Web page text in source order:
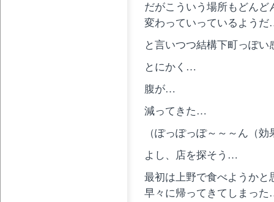
だがこういう場所もどんど
変わっていっているよう
と言いつつ結構下町っぽ
とにかく…
腹が…
減ってきた…
（ぽっぽっぽ～～～ん（効
よし、店を探そう…
最初は上野で食べようか
早々に帰ってきてしまっ